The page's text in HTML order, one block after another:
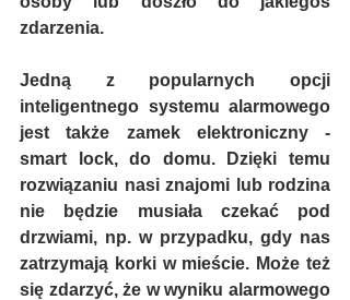
zdarzenia.
Jedną z popularnych opcji
inteligentnego systemu alarmowego
jest także zamek elektroniczny -
smart lock, do domu. Dzięki temu
rozwiązaniu nasi znajomi lub rodzina
nie będzie musiała czekać pod
drzwiami, np. w przypadku, gdy nas
zatrzymają korki w mieście. Może też
się zdarzyć, że w wyniku alarmowego